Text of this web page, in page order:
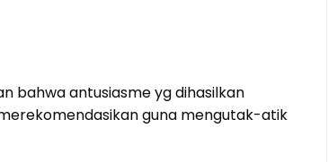
bahwa antusiasme yg dihasilkan
guna mengutak-atik